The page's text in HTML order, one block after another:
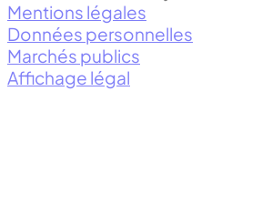
Mentions légales
Données personnelles
Marchés publics
Affichage légal